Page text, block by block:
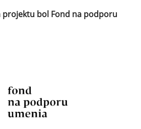
bol Fond na podporu